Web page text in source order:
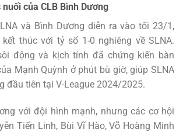
của CLB Bình Dương
và Bình Dương diễn ra vào tối 23/1,
thúc với tỷ số 1-0 nghiêng về SLNA.
động và kịch tính đã chứng kiến bàn
Mạnh Quỳnh ở phút bù giờ, giúp SLNA
đầu tiên tại V-League 2024/2025.
với đội hình mạnh, nhưng các cơ hội
Tiến Linh, Bùi Vĩ Hào, Võ Hoàng Minh